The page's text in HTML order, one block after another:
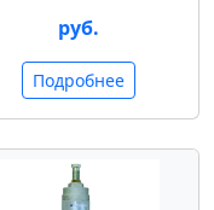
руб.
Подробнее